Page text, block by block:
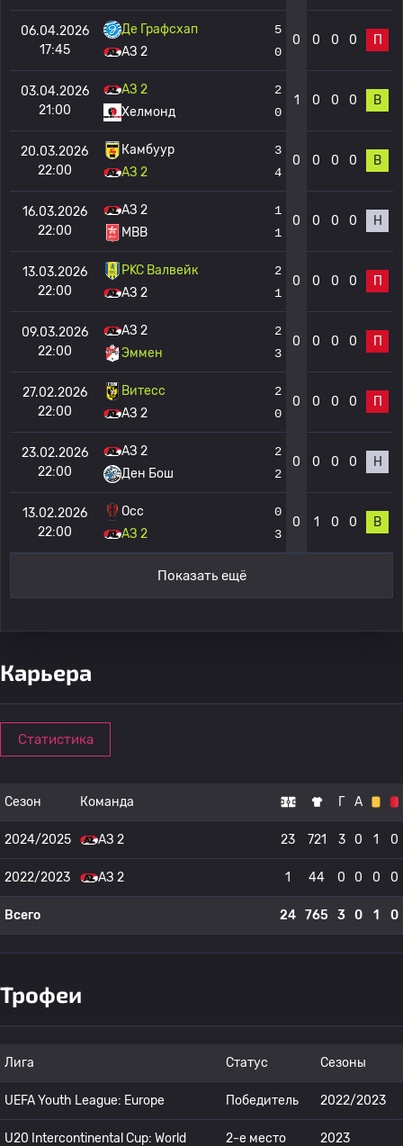
06.04.2026
17:45
Де Графсхап
АЗ 2
5
0
0 0 0 0 П
03.04.2026
21:00
АЗ 2
Хелмонд
2
0
1 0 0 0 В
20.03.2026
22:00
Камбуур
АЗ 2
3
4
0 0 0 0 В
16.03.2026
22:00
АЗ 2
МВВ
1
1
0 0 0 0 Н
13.03.2026
22:00
РKC Валвейк
АЗ 2
2
1
0 0 0 0 П
09.03.2026
22:00
АЗ 2
Эммен
2
3
0 0 0 0 П
27.02.2026
22:00
Витесс
АЗ 2
2
0
0 0 0 0 П
23.02.2026
22:00
АЗ 2
Ден Бош
2
2
0 0 0 0 Н
13.02.2026
22:00
Осс
АЗ 2
0
3
0 1 0 0 В
Показать ещё
Карьера
Статистика
Сезон Команда Г А
2024/2025 АЗ 2 23 721 3 0 1 0
2022/2023 АЗ 2 1 44 0 0 0 0
Всего 24 765 3 0 1 0
Трофеи
Лига Статус Сезоны
UEFA Youth League: Europe Победитель 2022/2023
U20 Intercontinental Cup: World 2-е место 2023